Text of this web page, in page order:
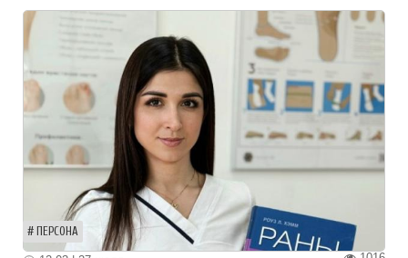
ПЕРСОНА